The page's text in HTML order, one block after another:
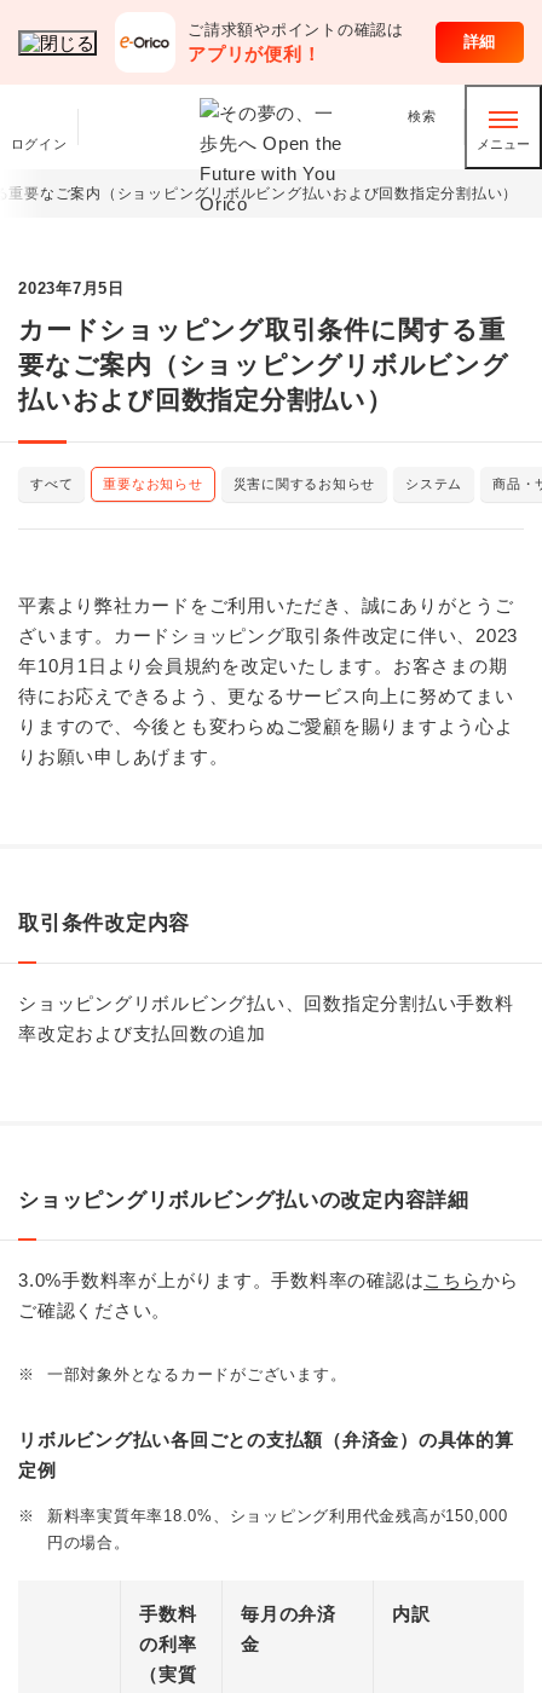
ご請求額やポイントの確認は
アプリが便利！
詳細
ログイン
検索
メニュー
要なご案内（ショッピングリボルビング払いおよび回数指定分割払い）
2023年7月5日
カードショッピング取引条件に関する重
要なご案内（ショッピングリボルビング
払いおよび回数指定分割払い）
すべて 重要なお知らせ 災害に関するお知らせ システム 商品・
平素より弊社カードをご利用いただき、誠にありがとうご
ざいます。カードショッピング取引条件改定に伴い、2023
年10月1日より会員規約を改定いたします。お客さまの期
待にお応えできるよう、更なるサービス向上に努めてまい
りますので、今後とも変わらぬご愛顧を賜りますよう心よ
りお願い申しあげます。
取引条件改定内容
ショッピングリボルビング払い、回数指定分割払い手数料
率改定および支払回数の追加
ショッピングリボルビング払いの改定内容詳細
3.0%手数料率が上がります。手数料率の確認はこちらから
ご確認ください。
※ 一部対象外となるカードがございます。
リボルビング払い各回ごとの支払額（弁済金）の具体的算
定例
※
新料率実質年率18.0%、ショッピング利用代金残高が150,000
円の場合。
手数料
の利率
（実質
毎月の弁済
金
内訳